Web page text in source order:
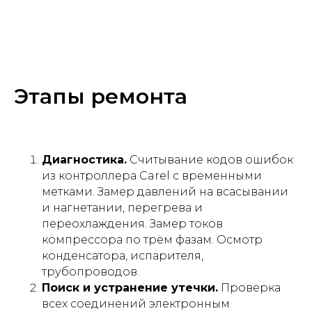
Этапы ремонта
Диагностика. Считывание кодов ошибок
из контроллера Carel с временными
метками. Замер давлений на всасывании
и нагнетании, перегрева и
переохлаждения. Замер токов
компрессора по трём фазам. Осмотр
конденсатора, испарителя,
трубопроводов.
Поиск и устранение утечки. Проверка
всех соединений электронным